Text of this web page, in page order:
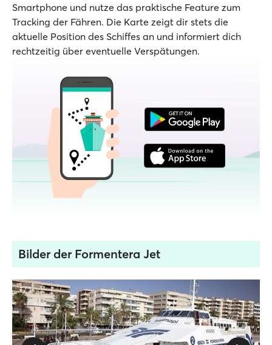
Smartphone und nutze das praktische Feature zum
Tracking der Fähren. Die Karte zeigt dir stets die
aktuelle Position des Schiffes an und informiert dich
rechtzeitig über eventuelle Verspätungen.
Bilder der Formentera Jet
1 / 1